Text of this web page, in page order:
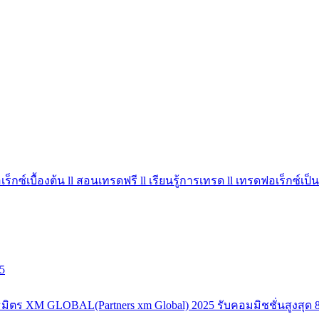
เร็กซ์เบื้องต้น ll สอนเทรดฟรี ll เรียนรู้การเทรด ll เทรดฟอเร็กซ์เป็
XM GLOBAL(Partners xm Global) 2025 รับคอมมิชชั่นสูงสุด